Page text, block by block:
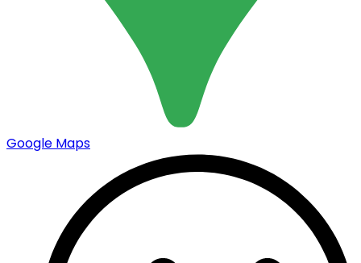
Google Maps